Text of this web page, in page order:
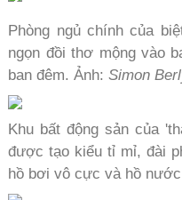
Phòng ngủ chính của
ngọn đồi thơ mộng vào
ban đêm. Ảnh:Simon
Khu bất động sản của
được tạo kiểu tỉ mỉ, đài
hồ bơi vô cực và hồ